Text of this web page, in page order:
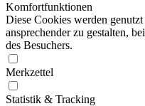
Komfortfunktionen
Diese Cookies werden
ansprechender zu gestalten,
des Besuchers.
Merkzettel
Statistik & Tracking